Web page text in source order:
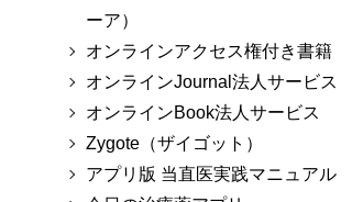
ーア）
オンラインアクセス権付き書籍
オンラインJournal法人サービス
オンラインBook法人サービス
Zygote（ザイゴット）
アプリ版 当直医実践マニュアル